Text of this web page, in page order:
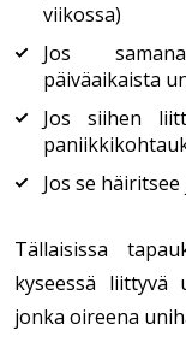
viikossa)
Jos
päiväaikaista
Jos siihen
Jos se
Tällaisissa
kyseessä liittyvä
jonka oireena